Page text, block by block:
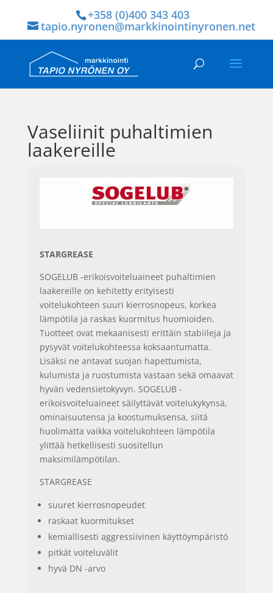
+358 (0)400 343 403
tapio.nyronen@markkinointinyronen.net
Vaseliinit puhaltimien
laakereille
STARGREASE
SOGELUB -erikoisvoiteluaineet puhaltimien
laakereille on kehitetty erityisesti
voitelukohteen suuri kierrosnopeus, korkea
lämpötila ja raskas kuormitus huomioiden.
Tuotteet ovat mekaanisesti erittäin stabiileja ja
pysyvät voitelukohteessa koksaantumatta.
Lisäksi ne antavat suojan hapettumista,
kulumista ja ruostumista vastaan sekä omaavat
hyvän vedensietokyvyn. SOGELUB -
erikoisvoiteluaineet säilyttävät voitelukykynsä,
ominaisuutensa ja koostumuksensa, siitä
huolimatta vaikka voitelukohteen lämpötila
ylittää hetkellisesti suositellun
maksimilämpötilan.
STARGREASE
suuret kierrosnopeudet
raskaat kuormitukset
kemiallisesti aggressiivinen käyttöympäristö
pitkät voiteluvälit
hyvä DN -arvo